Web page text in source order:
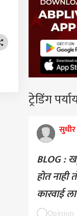
ट्रेडिंग
BLOG :
होत नाही
कारवाई